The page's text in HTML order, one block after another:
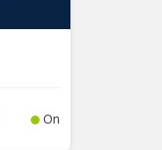
On